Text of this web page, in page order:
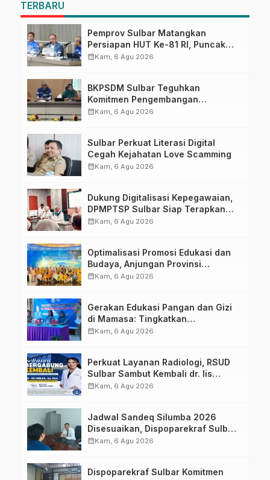
TERBARU
Pemprov Sulbar Matangkan
Persiapan HUT Ke-81 RI, Puncak
Upacara di Lapangan Ahmad
calendar_monthKam, 6 Agu 2026
BKPSDM Sulbar Teguhkan
Komitmen Pengembangan
Kompetensi ASN melalui
calendar_monthKam, 6 Agu 2026
Sulbar Perkuat Literasi Digital
Cegah Kejahatan Love Scamming
calendar_monthKam, 6 Agu 2026
Dukung Digitalisasi Kepegawaian,
DPMPTSP Sulbar Siap Terapkan
Aplikasi FLEKSI ASN
calendar_monthKam, 6 Agu 2026
Optimalisasi Promosi Edukasi dan
Budaya, Anjungan Provinsi
Sulawesi Barat Perkuat Kolaborasi
calendar_monthKam, 6 Agu 2026
Gerakan Edukasi Pangan dan Gizi
di Mamasa: Tingkatkan
Pengetahuan dan Keterampilan
calendar_monthKam, 6 Agu 2026
Perkuat Layanan Radiologi, RSUD
Sulbar Sambut Kembali dr. Iis
Imelda, Sp.Rad
calendar_monthKam, 6 Agu 2026
Jadwal Sandeq Silumba 2026
Disesuaikan, Dispoparekraf Sulbar
Pastikan Persiapan Tetap
calendar_monthKam, 6 Agu 2026
Dispoparekraf Sulbar Komitmen